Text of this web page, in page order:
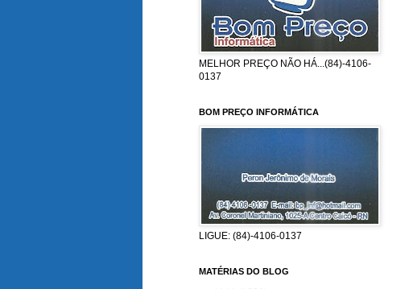
MELHOR PREÇO NÃO HÁ...(84)-4106-
0137
BOM PREÇO INFORMÁTICA
LIGUE: (84)-4106-0137
MATÉRIAS DO BLOG